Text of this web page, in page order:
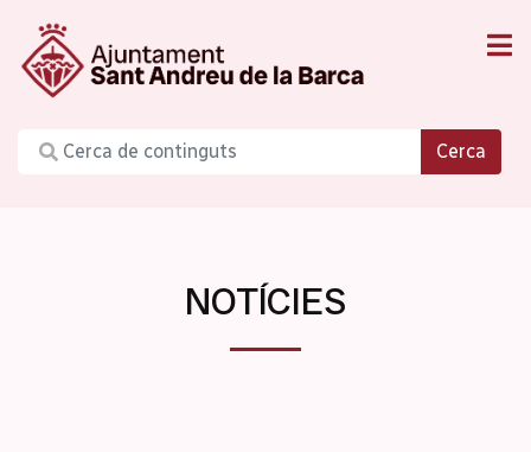
Cerca
NOTÍCIES